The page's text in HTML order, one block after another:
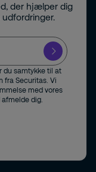
der hjælper dig
du samtykke til at
fra Securitas. Vi
med vores
dig.